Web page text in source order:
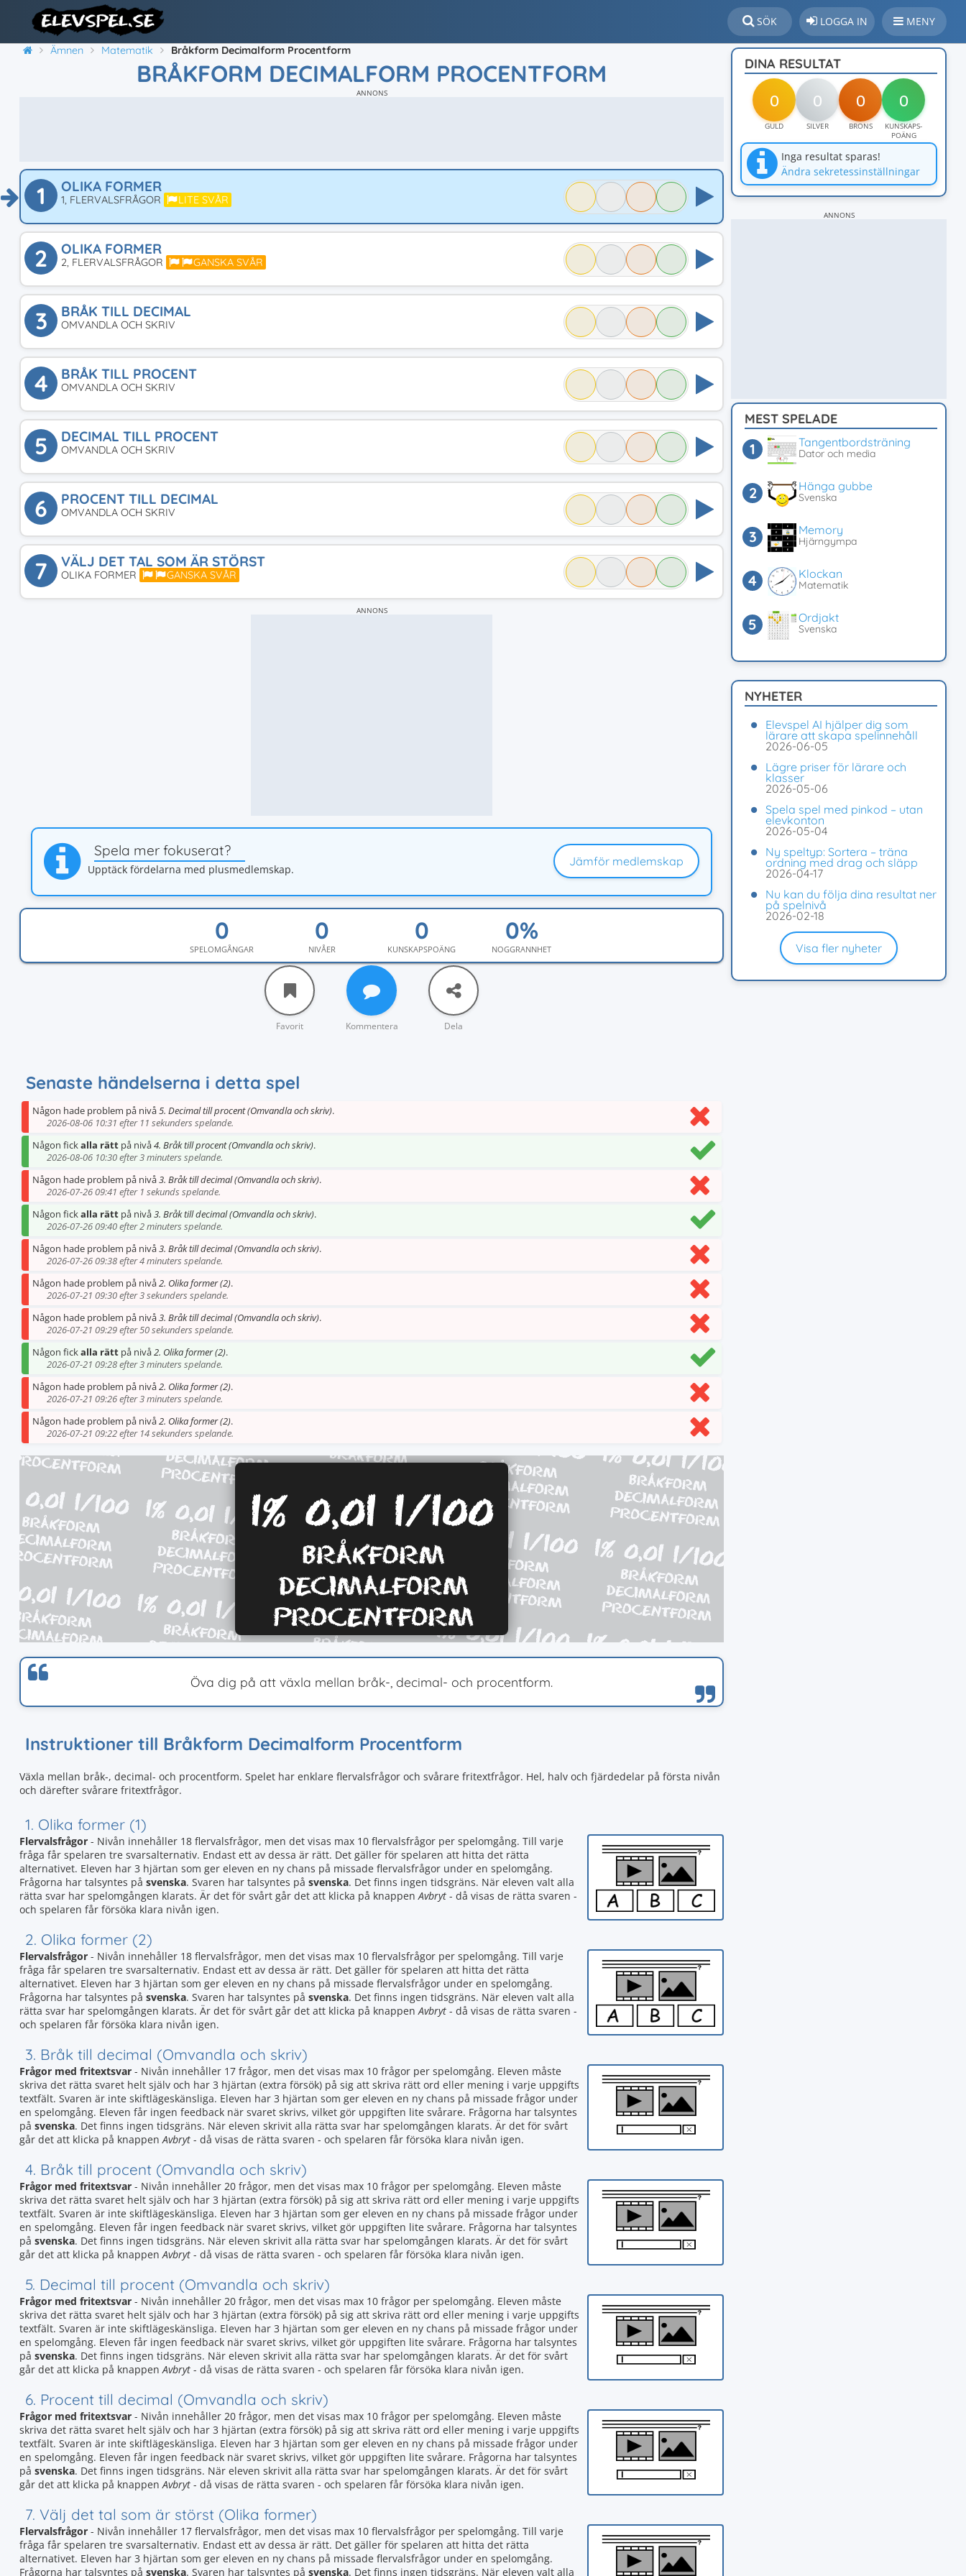
SÖK LOGGA IN MENY
Ämnen Matematik Bråkform Decimalform Procentform
BRÅKFORM DECIMALFORM PROCENTFORM
ANNONS
1 OLIKA FORMER
1, FLERVALSFRÅGOR LITE SVÅR
2 OLIKA FORMER
2, FLERVALSFRÅGOR GANSKA SVÅR
3 BRÅK TILL DECIMAL
OMVANDLA OCH SKRIV
4 BRÅK TILL PROCENT
OMVANDLA OCH SKRIV
5 DECIMAL TILL PROCENT
OMVANDLA OCH SKRIV
6 PROCENT TILL DECIMAL
OMVANDLA OCH SKRIV
7 VÄLJ DET TAL SOM ÄR STÖRST
OLIKA FORMER GANSKA SVÅR
ANNONS
Spela mer fokuserat?
Upptäck fördelarna med plusmedlemskap.
Jämför medlemskap
SPELOMGÅNGAR NIVÅER KUNSKAPSPOÄNG NOGGRANNHET
Favorit Kommentera Dela
Senaste händelserna i detta spel
Någon hade problem på nivå5. Decimal till procent (Omvandla och skriv).
2026-08-06 10:31 efter 11 sekunders spelande.
Någon fickalla rätt på nivå4. Bråk till procent (Omvandla och skriv).
2026-08-06 10:30 efter 3 minuters spelande.
Någon hade problem på nivå3. Bråk till decimal (Omvandla och skriv).
2026-07-26 09:41 efter 1 sekunds spelande.
Någon fickalla rätt på nivå3. Bråk till decimal (Omvandla och skriv).
2026-07-26 09:40 efter 2 minuters spelande.
Någon hade problem på nivå3. Bråk till decimal (Omvandla och skriv).
2026-07-26 09:38 efter 4 minuters spelande.
Någon hade problem på nivå2. Olika former (2).
2026-07-21 09:30 efter 3 sekunders spelande.
Någon hade problem på nivå3. Bråk till decimal (Omvandla och skriv).
2026-07-21 09:29 efter 50 sekunders spelande.
Någon fickalla rätt på nivå2. Olika former (2).
2026-07-21 09:28 efter 3 minuters spelande.
Någon hade problem på nivå2. Olika former (2).
2026-07-21 09:26 efter 3 minuters spelande.
Någon hade problem på nivå2. Olika former (2).
2026-07-21 09:22 efter 14 sekunders spelande.
Öva dig på att växla mellan bråk-, decimal- och procentform.
Instruktioner till Bråkform Decimalform Procentform
Växla mellan bråk-, decimal- och procentform. Spelet har enklare flervalsfrågor och svårare fritextfrågor. Hel, halv och fjärdedelar på första nivån
och därefter svårare fritextfrågor.
1. Olika former (1)
Flervalsfrågor - Nivån innehåller 18 flervalsfrågor, men det visas max 10 flervalsfrågor per spelomgång. Till varje
fråga får spelaren tre svarsalternativ. Endast ett av dessa är rätt. Det gäller för spelaren att hitta det rätta
alternativet. Eleven har 3 hjärtan som ger eleven en ny chans på missade flervalsfrågor under en spelomgång.
Frågorna har talsyntes på svenska. Svaren har talsyntes på svenska. Det finns ingen tidsgräns. När eleven valt alla
rätta svar har spelomgången klarats. Är det för svårt går det att klicka på knappenAvbryt - då visas de rätta svaren -
och spelaren får försöka klara nivån igen.
2. Olika former (2)
Flervalsfrågor - Nivån innehåller 18 flervalsfrågor, men det visas max 10 flervalsfrågor per spelomgång. Till varje
fråga får spelaren tre svarsalternativ. Endast ett av dessa är rätt. Det gäller för spelaren att hitta det rätta
alternativet. Eleven har 3 hjärtan som ger eleven en ny chans på missade flervalsfrågor under en spelomgång.
Frågorna har talsyntes på svenska. Svaren har talsyntes på svenska. Det finns ingen tidsgräns. När eleven valt alla
rätta svar har spelomgången klarats. Är det för svårt går det att klicka på knappenAvbryt - då visas de rätta svaren -
och spelaren får försöka klara nivån igen.
3. Bråk till decimal (Omvandla och skriv)
Frågor med fritextsvar - Nivån innehåller 17 frågor, men det visas max 10 frågor per spelomgång. Eleven måste
skriva det rätta svaret helt själv och har 3 hjärtan (extra försök) på sig att skriva rätt ord eller mening i varje uppgifts
textfält. Svaren är inte skiftlägeskänsliga. Eleven har 3 hjärtan som ger eleven en ny chans på missade frågor under
en spelomgång. Eleven får ingen feedback när svaret skrivs, vilket gör uppgiften lite svårare. Frågorna har talsyntes
på svenska. Det finns ingen tidsgräns. När eleven skrivit alla rätta svar har spelomgången klarats. Är det för svårt
går det att klicka på knappenAvbryt - då visas de rätta svaren - och spelaren får försöka klara nivån igen.
4. Bråk till procent (Omvandla och skriv)
Frågor med fritextsvar - Nivån innehåller 20 frågor, men det visas max 10 frågor per spelomgång. Eleven måste
skriva det rätta svaret helt själv och har 3 hjärtan (extra försök) på sig att skriva rätt ord eller mening i varje uppgifts
textfält. Svaren är inte skiftlägeskänsliga. Eleven har 3 hjärtan som ger eleven en ny chans på missade frågor under
en spelomgång. Eleven får ingen feedback när svaret skrivs, vilket gör uppgiften lite svårare. Frågorna har talsyntes
på svenska. Det finns ingen tidsgräns. När eleven skrivit alla rätta svar har spelomgången klarats. Är det för svårt
går det att klicka på knappenAvbryt - då visas de rätta svaren - och spelaren får försöka klara nivån igen.
5. Decimal till procent (Omvandla och skriv)
Frågor med fritextsvar - Nivån innehåller 20 frågor, men det visas max 10 frågor per spelomgång. Eleven måste
skriva det rätta svaret helt själv och har 3 hjärtan (extra försök) på sig att skriva rätt ord eller mening i varje uppgifts
textfält. Svaren är inte skiftlägeskänsliga. Eleven har 3 hjärtan som ger eleven en ny chans på missade frågor under
en spelomgång. Eleven får ingen feedback när svaret skrivs, vilket gör uppgiften lite svårare. Frågorna har talsyntes
på svenska. Det finns ingen tidsgräns. När eleven skrivit alla rätta svar har spelomgången klarats. Är det för svårt
går det att klicka på knappenAvbryt - då visas de rätta svaren - och spelaren får försöka klara nivån igen.
6. Procent till decimal (Omvandla och skriv)
Frågor med fritextsvar - Nivån innehåller 20 frågor, men det visas max 10 frågor per spelomgång. Eleven måste
skriva det rätta svaret helt själv och har 3 hjärtan (extra försök) på sig att skriva rätt ord eller mening i varje uppgifts
textfält. Svaren är inte skiftlägeskänsliga. Eleven har 3 hjärtan som ger eleven en ny chans på missade frågor under
en spelomgång. Eleven får ingen feedback när svaret skrivs, vilket gör uppgiften lite svårare. Frågorna har talsyntes
på svenska. Det finns ingen tidsgräns. När eleven skrivit alla rätta svar har spelomgången klarats. Är det för svårt
går det att klicka på knappenAvbryt - då visas de rätta svaren - och spelaren får försöka klara nivån igen.
7. Välj det tal som är störst (Olika former)
Flervalsfrågor - Nivån innehåller 17 flervalsfrågor, men det visas max 10 flervalsfrågor per spelomgång. Till varje
fråga får spelaren tre svarsalternativ. Endast ett av dessa är rätt. Det gäller för spelaren att hitta det rätta
alternativet. Eleven har 3 hjärtan som ger eleven en ny chans på missade flervalsfrågor under en spelomgång.
Frågorna har talsyntes på svenska. Svaren har talsyntes på svenska. Det finns ingen tidsgräns. När eleven valt alla
DINA RESULTAT
0 0 0 0
GULD SILVER BRONS
KUNSKAPS-
POÄNG
Inga resultat sparas!
Ändra sekretessinställningar
ANNONS
MEST SPELADE
Tangentbordsträning
Dator och media
Hänga gubbe
Svenska
Memory
Hjärngympa
Klockan
Matematik
Ordjakt
Svenska
NYHETER
Elevspel AI hjälper dig som
lärare att skapa spelinnehåll
2026-06-05
Lägre priser för lärare och
klasser
2026-05-06
Spela spel med pinkod – utan
elevkonton
2026-05-04
Ny speltyp: Sortera – träna
ordning med drag och släpp
2026-04-17
Nu kan du följa dina resultat ner
på spelnivå
2026-02-18
Visa fler nyheter